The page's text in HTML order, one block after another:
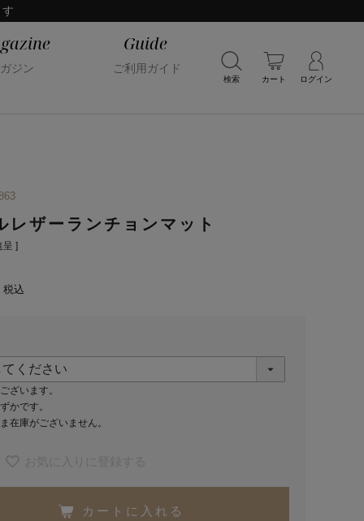
ジン
Guide
ご利用ガイド
検索 カート ログイン
レザーランチョンマット
呈 ]
税込
ざいます。
かです。
在庫がございません。
カートに入れる